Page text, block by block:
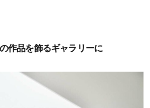
作品を飾るギャラリーに